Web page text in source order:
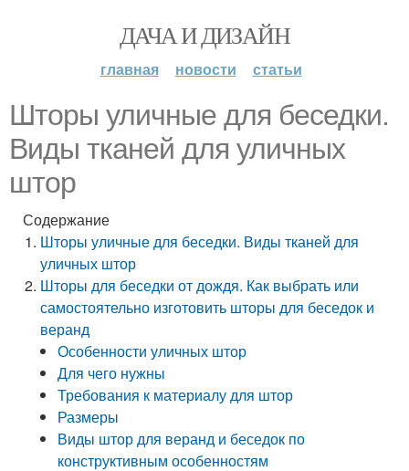
ДАЧА И ДИЗАЙН
главная новости статьи
Шторы уличные для беседки.
Виды тканей для уличных
штор
Содержание
Шторы уличные для беседки. Виды тканей для
уличных штор
Шторы для беседки от дождя. Как выбрать или
самостоятельно изготовить шторы для беседок и
веранд
Особенности уличных штор
Для чего нужны
Требования к материалу для штор
Размеры
Виды штор для веранд и беседок по
конструктивным особенностям